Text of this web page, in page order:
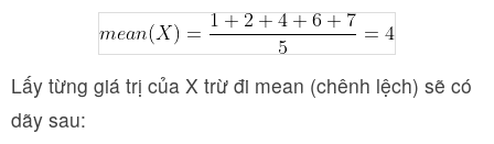
Lấy từng giá trị của X trừ đi mean (chênh lệch) sẽ có
dãy sau: